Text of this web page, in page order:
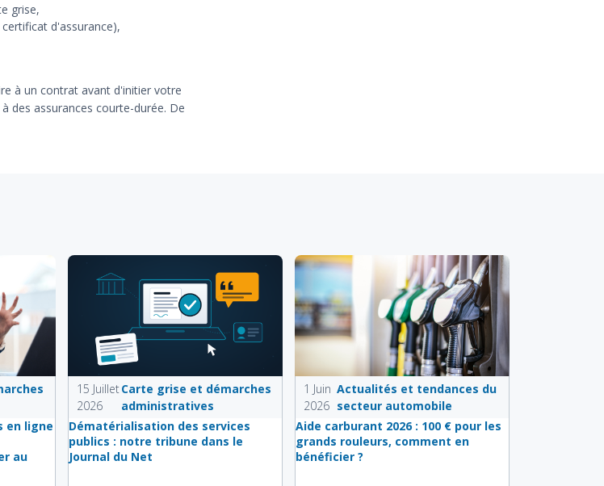
grise,
d'assurance),
à un contrat avant d'initier votre
des assurances courte-durée. De
en ligne
au
15 Juillet
2026
Carte grise et démarches
administratives
Dématérialisation des services
publics : notre tribune dans le
Journal du Net
1 Juin
2026
Actualités et tendances du
secteur automobile
Aide carburant 2026 : 100 € pour les
grands rouleurs, comment en
bénéficier ?